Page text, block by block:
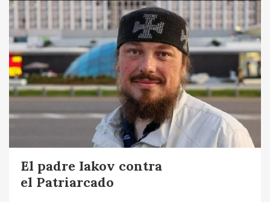
El padre Iakov contra
el Patriarcado